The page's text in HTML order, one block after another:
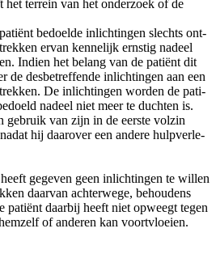
het ter­rein van het onder­zoek of de
bedoel­de inlich­tin­gen slechts ont­
ervan ken­ne­lijk ern­stig nadeel
Indien het belang van de pati­ënt dit
de des­be­tref­fen­de inlich­tin­gen aan een
De inlich­tin­gen wor­den de pati­
nadeel niet meer te duch­ten is.
gebruik van zijn in de eer­ste vol­zin
hij daar­over een ande­re hulp­ver­le­
gege­ven geen inlich­tin­gen te wil­len
daar­van ach­ter­we­ge, behou­dens
pati­ënt daar­bij heeft niet opweegt tegen
of ande­ren kan voortvloeien.